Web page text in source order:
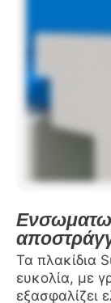
Τα πλακίδια
ευκολία, με
εξασφαλίζει